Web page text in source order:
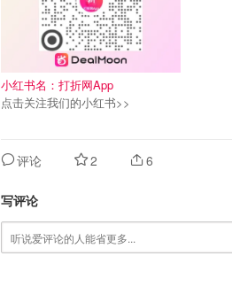
小红书名：打折网App
点击关注我们的小红书>>
评论 2 6
写评论